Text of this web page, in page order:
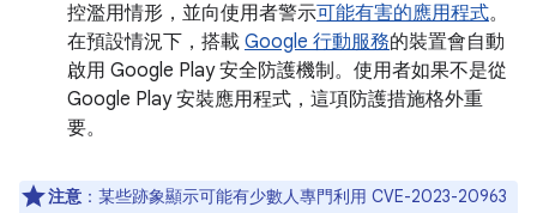
控濫用情形，並向使用者警示可能有害的應用程式。
在預設情況下，搭載 Google 行動服務的裝置會自動
啟用 Google Play 安全防護機制。使用者如果不是從
Google Play 安裝應用程式，這項防護措施格外重
要。
注意 ：某些跡象顯示可能有少數人專門利用 CVE-2023-20963